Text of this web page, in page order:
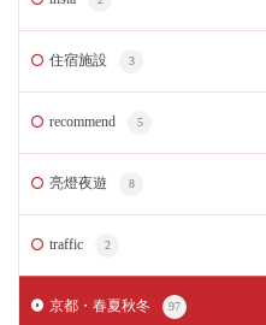
住宿施設 3
recommend 5
亮燈夜遊 8
traffic 2
京都・春夏秋冬 97